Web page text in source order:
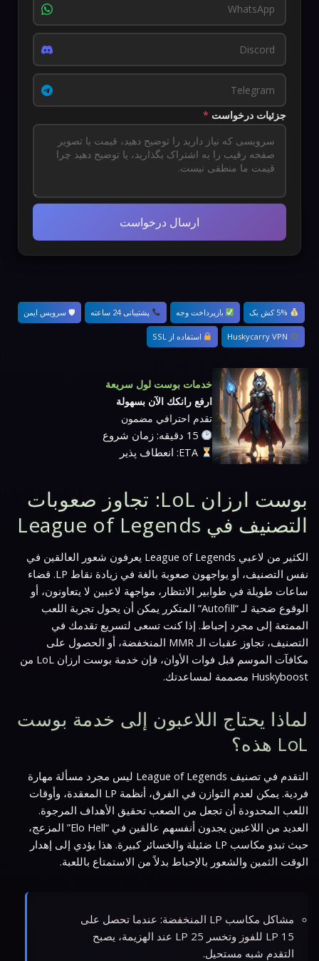
جزئیات درخواست *
ارسال درخواست
بازپرداخت وجه پشتیبانی 24 ساعته 🛡 سرویس ایمن
استفاده از SSL
خدمات بوست لول سريعة
ارفع رانكك الآن بسهولة
تقدم احترافي مضمون
15 دقیقه: زمان شروع
ETA: انعطاف پذیر
بوست ارزان LoL: تجاوز صعوبات
التصنيف في League of Legends
الكثير من لاعبي League of Legends يعرفون شعور العالقين في
نفس التصنيف، أو يواجهون صعوبة بالغة في زيادة نقاط LP. قضاء
ساعات طويلة في طوابير الانتظار، مواجهة لاعبين لا يتعاونون، أو
الوقوع ضحية لـ “Autofill” المتكرر يمكن أن يحول تجربة اللعب
الممتعة إلى مجرد إحباط. إذا كنت تسعى لتسريع تقدمك في
التصنيف، تجاوز عقبات الـ MMR المنخفضة، أو الحصول على
مكافآت الموسم قبل فوات الأوان، فإن خدمة بوست ارزان LoL من
Huskyboost مصممة لمساعدتك.
لماذا يحتاج اللاعبون إلى خدمة بوست
LoL هذه؟
التقدم في تصنيف League of Legends ليس مجرد مسألة مهارة
فردية. يمكن لعدم التوازن في الفرق، أنظمة LP المعقدة، وأوقات
اللعب المحدودة أن تجعل من الصعب تحقيق الأهداف المرجوة.
العديد من اللاعبين يجدون أنفسهم عالقين في “Elo Hell” المزعج،
حيث تبدو مكاسب LP ضئيلة والخسائر كبيرة. هذا يؤدي إلى إهدار
الوقت الثمين والشعور بالإحباط بدلاً من الاستمتاع باللعبة.
مشاكل مكاسب LP المنخفضة: عندما تحصل على
15 LP للفوز وتخسر 25 LP عند الهزيمة، يصبح
التقدم شبه مستحيل.